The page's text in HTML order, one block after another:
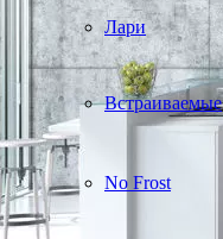
Лари
Встраиваемые
No Frost